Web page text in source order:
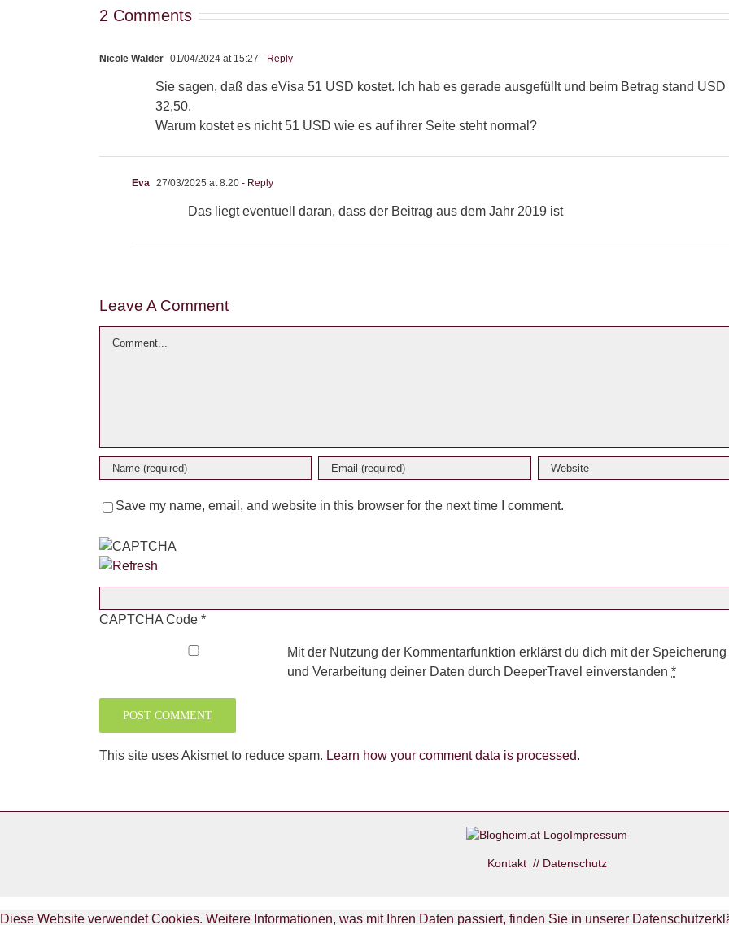
2 Comments
Nicole Walder 01/04/2024 at 15:27 - Reply
Sie sagen, daß das eVisa 51 USD kostet. Ich hab es gerade ausgefüllt und beim Betrag stand USD
32,50.
Warum kostet es nicht 51 USD wie es auf ihrer Seite steht normal?
Eva 27/03/2025 at 8:20 - Reply
Das liegt eventuell daran, dass der Beitrag aus dem Jahr 2019 ist
Leave A Comment
Comment
Save my name, email, and website in this browser for the next time I comment.
CAPTCHA Code *
Mit der Nutzung der Kommentarfunktion erklärst du dich mit der Speicherung
und Verarbeitung deiner Daten durch DeeperTravel einverstanden *
This site uses Akismet to reduce spam. Learn how your comment data is processed.
Impressum
Kontakt // Datenschutz
Diese Website verwendet Cookies. Weitere Informationen, was mit Ihren Daten passiert, finden Sie in unserer